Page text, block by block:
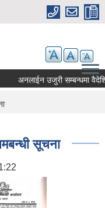
अनलाईन उजुरी सम्बन्धमा
सूचना